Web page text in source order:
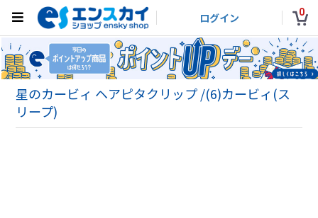
ログイン 0
星のカービィ ヘアピタクリップ /(6)カービィ(ス
リープ)